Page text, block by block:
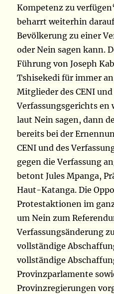
Kompetenz zu
beharrt weiterhin
Bevölkerung zu einer
oder Nein sagen kann.
Führung von Joseph
Tshisekedi für immer
Mitglieder des CENI und
Verfassungsgerichts
laut Nein sagen, dann
bereits bei der
CENI und des
gegen die Verfassung
betont Jules Mpanga,
Haut-Katanga. Die
Protestaktionen im
um Nein zum
Verfassungsänderung
vollständige
vollständige
Provinzparlamente
Provinzregierungen